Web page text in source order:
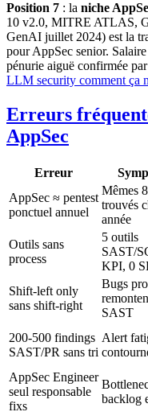
Position 7 : la niche
10 v2.0, MITRE ATLAS,
GenAI juillet 2024) est la
pour AppSec senior.
pénurie aiguë confirmée
LLM security comment ça
Erreurs
AppSec
Erreur
AppSec ≈ pentest
ponctuel annuel
Mêmes
trouvés
année
Outils sans
process
5 outils
SAST/
KPI, 0
Shift-left only
sans shift-right
Bugs
SAST
200-500 findings
SAST/PR sans tri
Alert
AppSec Engineer
seul responsable
fixs
backlog